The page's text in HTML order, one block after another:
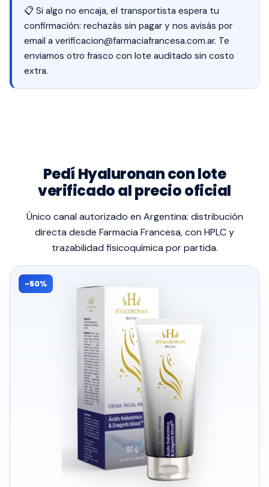
📋 Si algo no encaja, el transportista espera tu
confirmación: rechazás sin pagar y nos avisás por
email a verificacion@farmaciafrancesa.com.ar. Te
enviamos otro frasco con lote auditado sin costo
extra.
Pedí Hyaluronan con lote
verificado al precio oficial
Único canal autorizado en Argentina: distribución
directa desde Farmacia Francesa, con HPLC y
trazabilidad fisicoquímica por partida.
-50%